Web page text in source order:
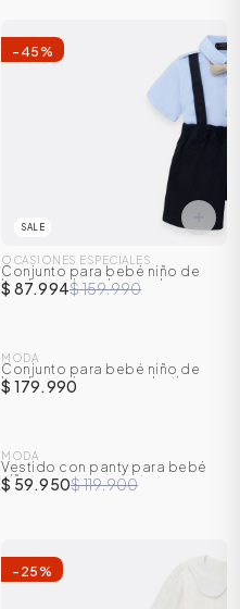
- 45 %
SALE
OCASIONES ESPECIALES
Conjunto para bebé niño de
body camisa + bermuda con
cargaderas
$ 87.994$ 159.990
MODA
Conjunto para bebé niño de
body camisa con corbatin +
overoll
$ 179.990
-50%
MODA
Vestido con panty para bebé
niña con manga corta
$ 59.950$ 119.900
- 25 %